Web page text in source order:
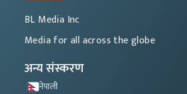
BL Media Inc
Media for all across the globe
अन्य संस्करण
नेपाली